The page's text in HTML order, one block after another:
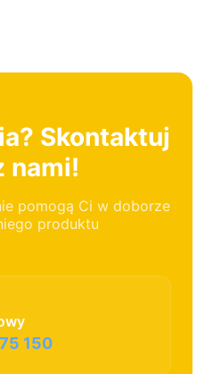
Skontaktuj
nami!
pomogą Ci w doborze
produktu
150